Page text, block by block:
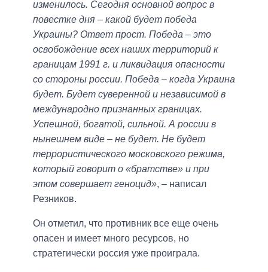
изменилось. Сегодня основной вопрос в
повестке дня – какой будет победа
Украины? Ответ прост. Победа – это
освобождение всех наших территорий к
границам 1991 г. и ликвидация опасности
со стороны россии. Победа – когда Украина
будет. Будет суверенной и независимой в
международно признанных границах.
Успешной, богатой, сильной. А россии в
нынешнем виде – не будет. Не будет
террористического московского режима,
который говорит о «братстве» и при
этом совершает геноцид», – написал
Резников.
Он отметил, что противник все еще очень
опасен и имеет много ресурсов, но
стратегически россия уже проиграла.